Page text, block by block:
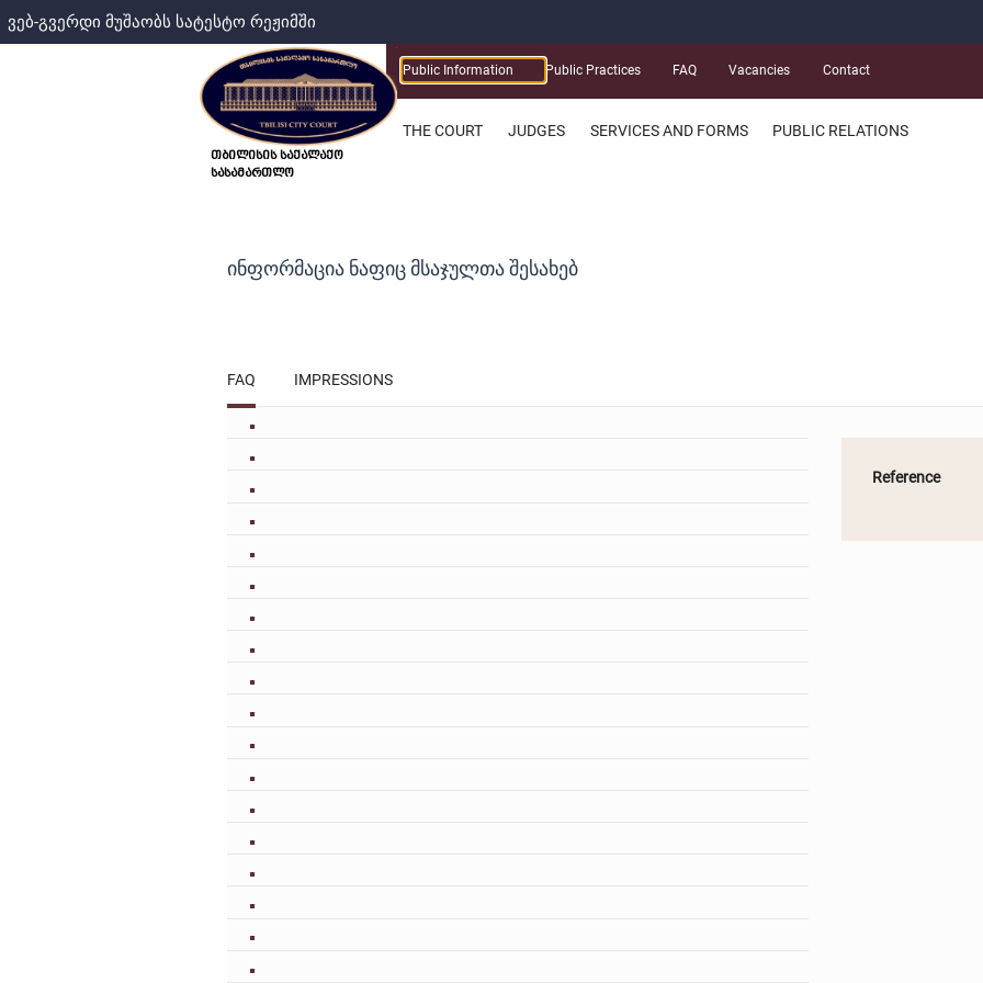
ვებ-გვერდი მუშაობს სატესტო რეჟიმში
თბილისის საქალაქო
სასამართლო
Public Information Public Practices FAQ Vacancies Contact
THE COURT JUDGES SERVICES AND FORMS PUBLIC RELATIONS
ᲘᲜᲤᲝᲠᲛᲐᲪᲘᲐ ᲜᲐᲤᲘᲪ ᲛᲡᲐᲯᲣᲚᲗᲐ ᲨᲔᲡᲐᲮᲔᲑ
FAQ IMPRESSIONS
Reference